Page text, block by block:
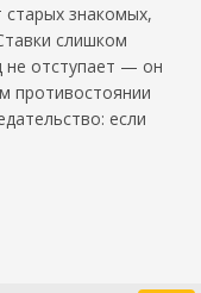
знакомых,
слишком
не отступает — он
противостоянии
если